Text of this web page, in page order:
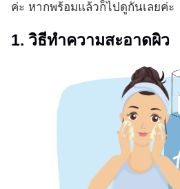
ค่ะ หากพร้อมแล้วก็ไปดูกันเลยค่ะ
1. วิธีทำความสะอาดผิว